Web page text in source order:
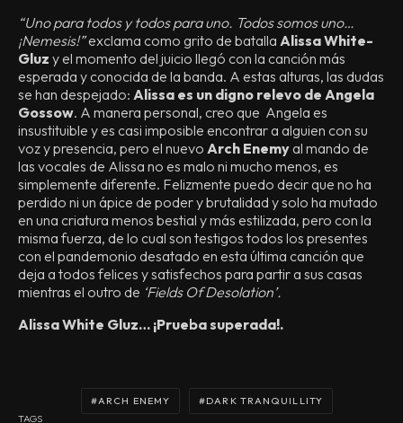
“Uno para todos y todos para uno. Todos somos uno…
¡Nemesis!”exclama como grito de batalla Alissa White-
Gluz y el momento del juicio llegó con la canción más
esperada y conocida de la banda. A estas alturas, las dudas
se han despejado: Alissa es un digno relevo de Angela
Gossow. A manera personal, creo que Angela es
insustituible y es casi imposible encontrar a alguien con su
voz y presencia, pero el nuevo Arch Enemy al mando de
las vocales de Alissa no es malo ni mucho menos, es
simplemente diferente. Felizmente puedo decir que no ha
perdido ni un ápice de poder y brutalidad y solo ha mutado
en una criatura menos bestial y más estilizada, pero con la
misma fuerza, de lo cual son testigos todos los presentes
con el pandemonio desatado en esta última canción que
deja a todos felices y satisfechos para partir a sus casas
mientras el outro de ‘Fields Of Desolation’.
Alissa White Gluz… ¡Prueba superada!.
TAGS
ARCH ENEMY DARK TRANQUILLITY